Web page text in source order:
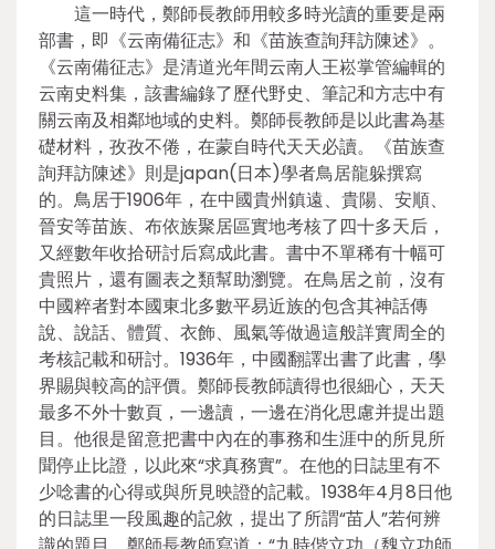
這一時代，鄭師長教師用較多時光讀的重要是兩
部書，即《云南備征志》和《苗族查詢拜訪陳述》。
《云南備征志》是清道光年間云南人王崧掌管編輯的
云南史料集，該書編錄了歷代野史、筆記和方志中有
關云南及相鄰地域的史料。鄭師長教師是以此書為基
礎材料，孜孜不倦，在蒙自時代天天必讀。《苗族查
詢拜訪陳述》則是japan(日本)學者鳥居龍躲撰寫
的。鳥居于1906年，在中國貴州鎮遠、貴陽、安順、
晉安等苗族、布依族聚居區實地考核了四十多天后，
又經數年收拾研討后寫成此書。書中不單稀有十幅可
貴照片，還有圖表之類幫助瀏覽。在鳥居之前，沒有
中國粹者對本國東北多數平易近族的包含其神話傳
說、說話、體質、衣飾、風氣等做過這般詳實周全的
考核記載和研討。1936年，中國翻譯出書了此書，學
界賜與較高的評價。鄭師長教師讀得也很細心，天天
最多不外十數頁，一邊讀，一邊在消化思慮并提出題
目。他很是留意把書中內在的事務和生涯中的所見所
聞停止比證，以此來“求真務實”。在他的日誌里有不
少唸書的心得或與所見映證的記載。1938年4月8日他
的日誌里一段風趣的記敘，提出了所謂“苗人”若何辨